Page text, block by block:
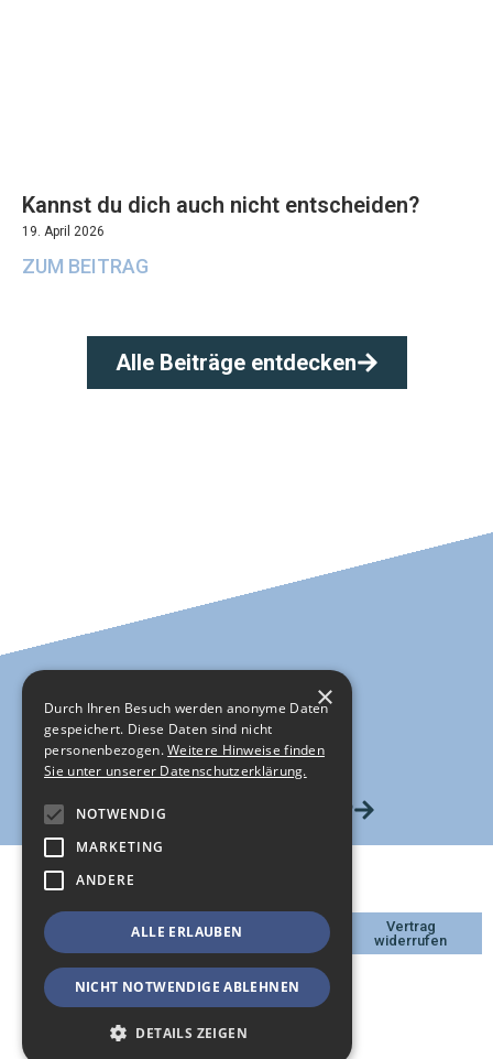
Kannst du dich auch nicht entscheiden?
19. April 2026
ZUM BEITRAG
Alle Beiträge entdecken
HIER GEHTS ZUM SHOP
IMPRESSUM
KONTAKT AGB
WIDERRUFSBELEHRUNG
Vertrag
widerrufen
×
Durch Ihren Besuch werden anonyme Daten
gespeichert. Diese Daten sind nicht
personenbezogen.Weitere Hinweise finden
Sie unter unserer Datenschutzerklärung.
NOTWENDIG
MARKETING
ANDERE
ALLE ERLAUBEN
NICHT NOTWENDIGE ABLEHNEN
DETAILS ZEIGEN